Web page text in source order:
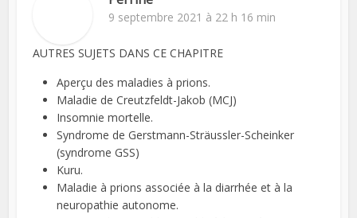
9 septembre 2021 à 22 h 16 min
AUTRES SUJETS DANS CE CHAPITRE
Aperçu des maladies à prions.
Maladie de Creutzfeldt-Jakob (MCJ)
Insomnie mortelle.
Syndrome de Gerstmann-Sträussler-Scheinker
(syndrome GSS)
Kuru.
Maladie à prions associée à la diarrhée et à la
neuropathie autonome.